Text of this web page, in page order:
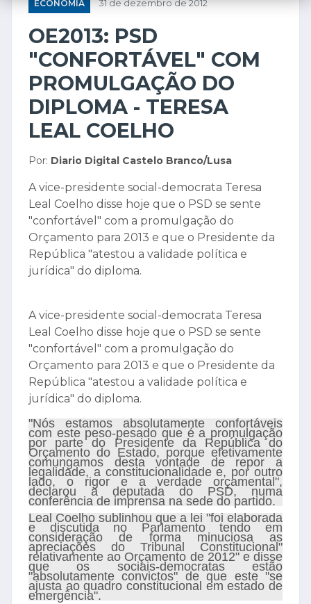
ECONOMIA 31 de dezembro de 2012
OE2013: PSD
"CONFORTÁVEL" COM
PROMULGAÇÃO DO
DIPLOMA - TERESA
LEAL COELHO
Por: Diario Digital Castelo Branco/Lusa
A vice-presidente social-democrata Teresa
Leal Coelho disse hoje que o PSD se sente
"confortável" com a promulgação do
Orçamento para 2013 e que o Presidente da
República "atestou a validade política e
jurídica" do diploma.
A vice-presidente social-democrata Teresa
Leal Coelho disse hoje que o PSD se sente
"confortável" com a promulgação do
Orçamento para 2013 e que o Presidente da
República "atestou a validade política e
jurídica" do diploma.
"Nós estamos absolutamente confortáveis
com este peso-pesado que é a promulgação
por parte do Presidente da República do
Orçamento do Estado, porque efetivamente
comungamos desta vontade de repor a
legalidade, a constitucionalidade e, por outro
lado, o rigor e a verdade orçamental",
declarou a deputada do PSD, numa
conferência de imprensa na sede do partido.
Leal Coelho sublinhou que a lei "foi elaborada
e discutida no Parlamento tendo em
consideração de forma minuciosa as
apreciações do Tribunal Constitucional"
relativamente ao Orçamento de 2012" e disse
que os sociais-democratas estão
"absolutamente convictos" de que este "se
ajusta ao quadro constitucional em estado de
emergência".